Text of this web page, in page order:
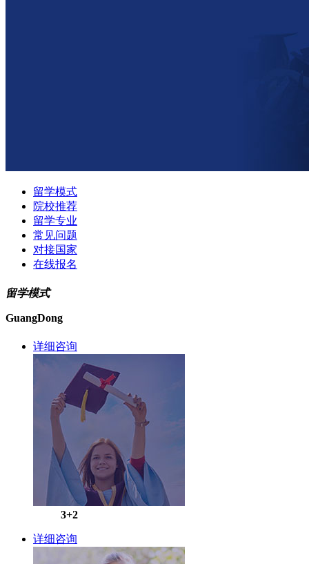
留学模式
院校推荐
留学专业
常见问题
对接国家
在线报名
留学模式
GuangDong
详细咨询
3+2
详细咨询